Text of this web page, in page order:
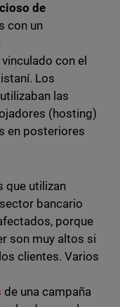
de
con un
con el
Los
las
(hosting)
en posteriores
que utilizan
bancario
porque
son muy altos si
clientes. Varios
de una campaña